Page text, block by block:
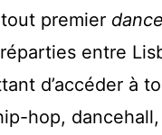
premier
entre
d’accéder à
hop,